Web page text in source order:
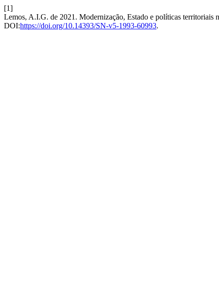
[1]
Lemos, A.I.G. de 2021. Modernização, Estado e políticas territoriais
DOI:https://doi.org/10.14393/SN-v5-1993-60993.